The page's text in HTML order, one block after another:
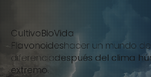
CultivoBioVida
Flavonoideshacer un mundo de
diferenciadespués del clima
extremo.